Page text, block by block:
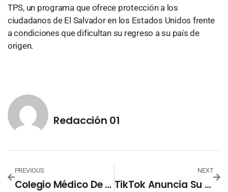
TPS, un programa que ofrece protección a los
ciudadanos de El Salvador en los Estados Unidos frente
a condiciones que dificultan su regreso a su país de
origen.
Redacción 01
PREVIOUS
Colegio Médico De El Salvador Celebrará Nuevas Elecciones El 22 De Enero
NEXT
TikTok Anuncia Su Cierre En EE.UU. El Domingo